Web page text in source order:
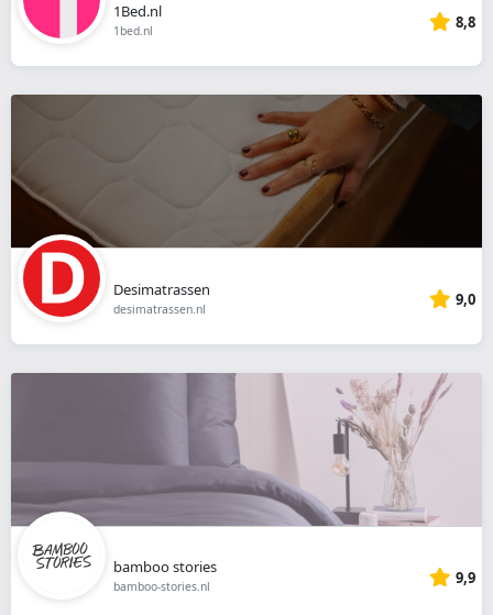
1Bed.nl
1bed.nl 8,8
Desimatrassen
desimatrassen.nl 9,0
bamboo stories
bamboo-stories.nl 9,9